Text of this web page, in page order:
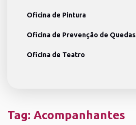
Oficina de Pintura
Oficina de Prevenção de Quedas
Oficina de Teatro
Tag: Acompanhantes